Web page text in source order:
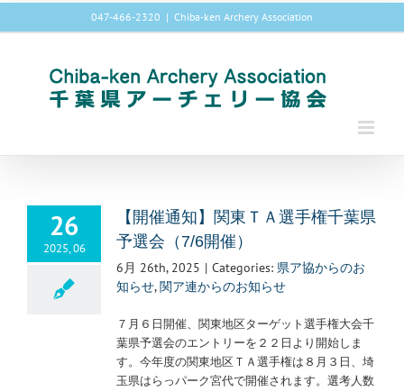
047-466-2320 | Chiba-ken Archery Association
26
2025, 06
【開催通知】関東ＴＡ選手権千葉県
予選会（7/6開催）
6月 26th, 2025 | Categories: 県ア協からのお
知らせ, 関ア連からのお知らせ
７月６日開催、関東地区ターゲット選手権大会千
葉県予選会のエントリーを２２日より開始しま
す。今年度の関東地区ＴＡ選手権は８月３日、埼
玉県はらっパーク宮代で開催されます。選考人数